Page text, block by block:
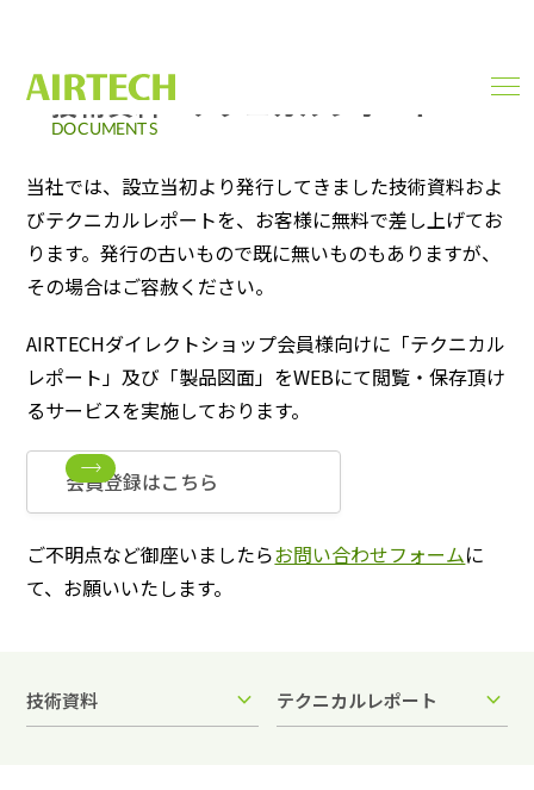
技術資料・テクニカルレポート
DOCUMENTS
当社では、設立当初より発行してきました技術資料およ
びテクニカルレポートを、お客様に無料で差し上げてお
ります。発行の古いもので既に無いものもありますが、
その場合はご容赦ください。
AIRTECHダイレクトショップ会員様向けに「テクニカル
レポート」及び「製品図面」をWEBにて閲覧・保存頂け
るサービスを実施しております。
会員登録はこちら
ご不明点など御座いましたらお問い合わせフォームに
て、お願いいたします。
技術資料 テクニカルレポート